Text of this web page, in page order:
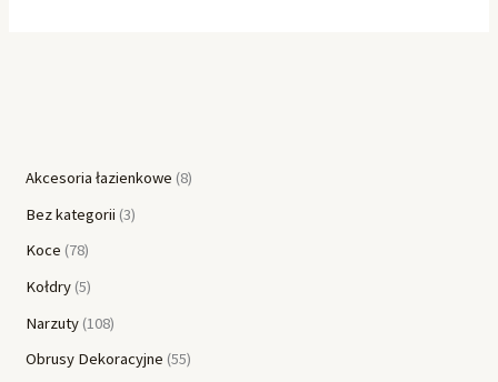
Akcesoria łazienkowe 8
Bez kategorii 3
Koce 78
Kołdry 5
Narzuty 108
Obrusy Dekoracyjne 55